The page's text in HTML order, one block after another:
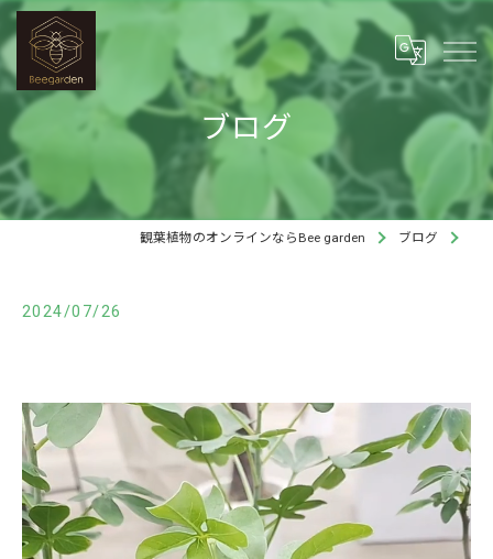
ブログ
観葉植物のオンラインならBee garden ブログ
2024/07/26